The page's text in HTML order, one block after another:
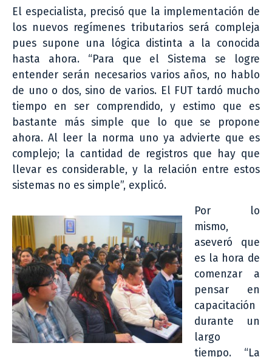
El especialista, precisó que la implementación de
los nuevos regímenes tributarios será compleja
pues supone una lógica distinta a la conocida
hasta ahora. “Para que el Sistema se logre
entender serán necesarios varios años, no hablo
de uno o dos, sino de varios. El FUT tardó mucho
tiempo en ser comprendido, y estimo que es
bastante más simple que lo que se propone
ahora. Al leer la norma uno ya advierte que es
complejo; la cantidad de registros que hay que
llevar es considerable, y la relación entre estos
sistemas no es simple”, explicó.
Por lo
mismo,
aseveró que
es la hora de
comenzar a
pensar en
capacitación
durante un
largo
tiempo. “La